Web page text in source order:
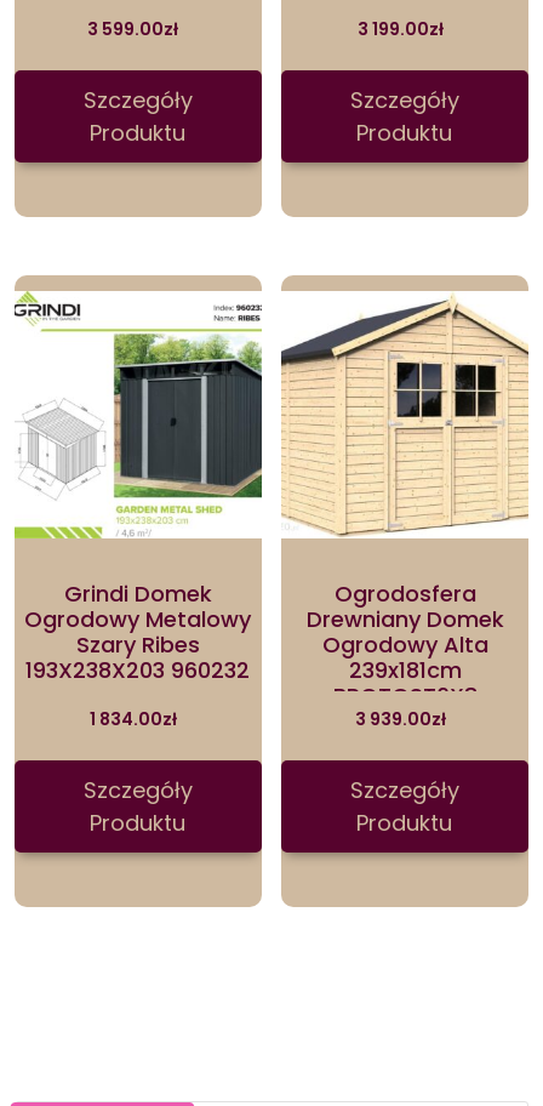
3 599.00zł
Szczegóły
Produktu
3 199.00zł
Szczegóły
Produktu
Grindi Domek
Ogrodowy Metalowy
Szary Ribes
193X238X203 960232
1 834.00zł
Szczegóły
Produktu
Ogrodosfera
Drewniany Domek
Ogrodowy Alta
239x181cm
BROTOST6X8
3 939.00zł
Szczegóły
Produktu